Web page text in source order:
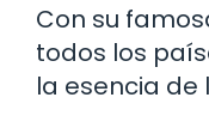
Con su
todos los
la esencia de